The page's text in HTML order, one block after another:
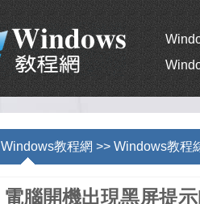
Windows教程網 >> Windows教程
電腦開機出現黑屏提